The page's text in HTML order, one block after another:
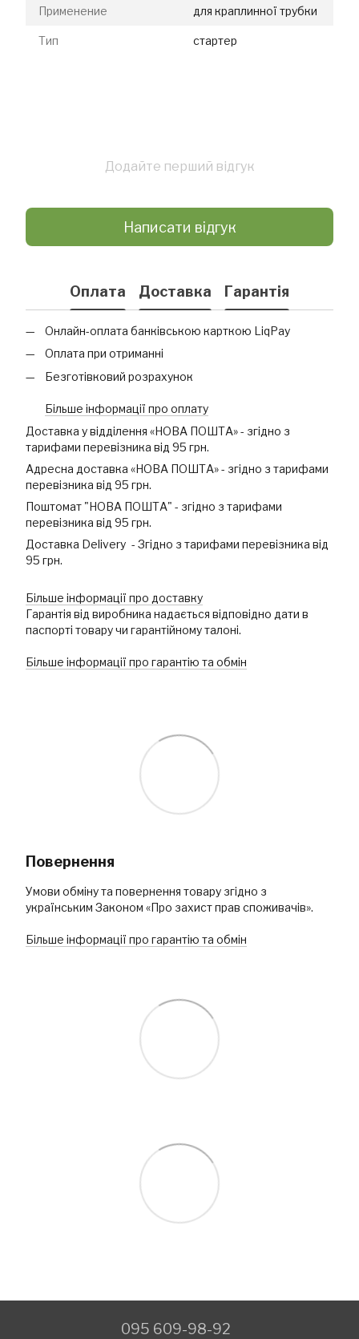
Применение для краплинної трубки
Тип стартер
Додайте перший відгук
Написати відгук
Оплата Доставка Гарантія
Онлайн-оплата банківською карткою LiqPay
Оплата при отриманні
Безготівковий розрахунок
Більше інформації про оплату
Доставка у відділення «НОВА ПОШТА» - згідно з
тарифами перевізника від 95 грн.
Адресна доставка «НОВА ПОШТА» - згідно з тарифами
перевізника від 95 грн.
Поштомат "НОВА ПОШТА" - згідно з тарифами
перевізника від 95 грн.
Доставка Delivery - Згідно з тарифами перевізника від
95 грн.
Більше інформації про доставку
Гарантія від виробника надається відповідно дати в
паспорті товару чи гарантійному талоні.
Більше інформації про гарантію та обмін
Повернення
Умови обміну та повернення товару згідно з
українським Законом «Про захист прав споживачів».
Більше інформації про гарантію та обмін
095 609-98-92